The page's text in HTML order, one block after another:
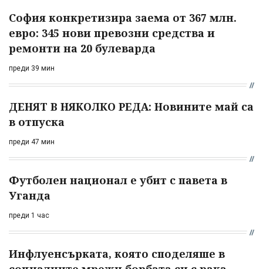
София конкретизира заема от 367 млн.
евро: 345 нови превозни средства и
ремонти на 20 булеварда
преди 39 мин
ДЕНЯТ В НЯКОЛКО РЕДА: Новините май са
в отпуска
преди 47 мин
Футболен национал е убит с павета в
Уганда
преди 1 час
Инфлуенсърката, която споделяше в